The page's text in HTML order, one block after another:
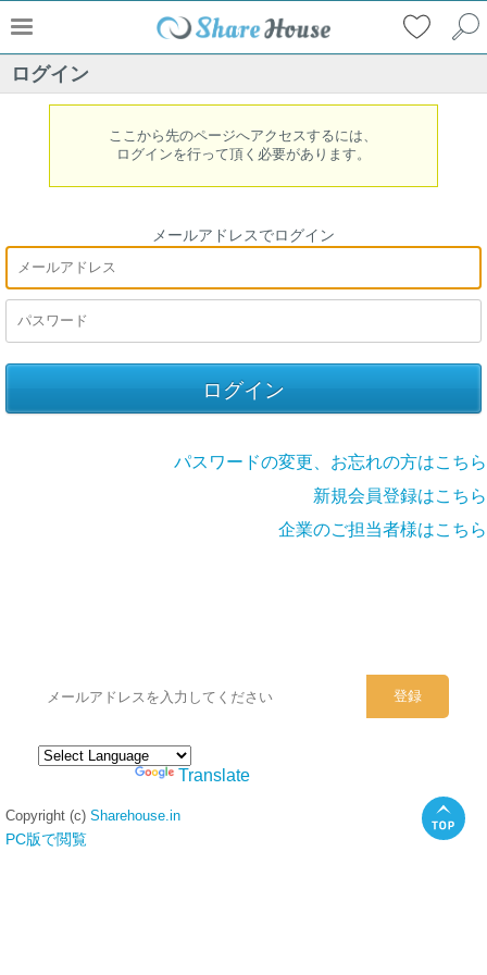
ログイン
ここから先のページへアクセスするには、
ログインを行って頂く必要があります。
メールアドレスでログイン
パスワードの変更、お忘れの方はこちら
新規会員登録はこちら
企業のご担当者様はこちら
Translate
Copyright (c) Sharehouse.in
PC版で閲覧